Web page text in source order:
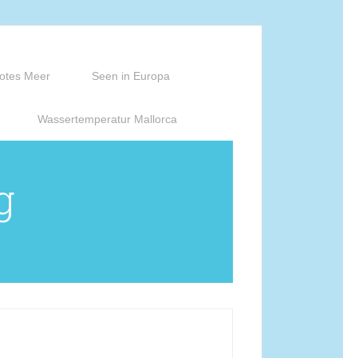
Meer Seen in Europa
Wassertemperatur Mallorca